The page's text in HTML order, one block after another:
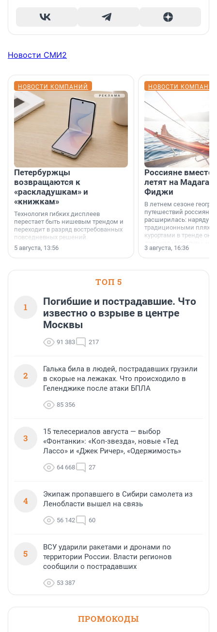
Новости СМИ2
НОВОСТИ КОМПАНИЙ
Петербуржцы
возвращаются к
«раскладушкам» и
«книжкам»
Технология гибких дисплеев
перестает быть нишевым трендом и
переходит в разряд востребованных
повседневных решений.
5 августа, 13:56
НОВОСТИ
Россияне вместо
летят на
Фиджи
В летнем сезоне
путешествий россиян
расширилась: наряду с
традиционными
курортами в тренде
острова Африки и Азии,
свидетельствуют
3 августа, 16:36
ТОП 5
1
Погибшие и пострадавшие. Что
известно о взрыве в центре
Москвы
91 383 217
2
Галька била в людей, пострадавших грузили
в скорые на лежаках. Что происходило в
Геленджике после атаки БПЛА
85 356
3
15 телесериалов августа — выбор
«Фонтанки»: «Коп-звезда», новые «Тед
Лассо» и «Джек Ричер», «Одержимость»
64 668 27
4
Экипаж пропавшего в Сибири самолета из
Ленобласти вышел на связь
56 142 60
5
ВСУ ударили ракетами и дронами по
территории России. Власти регионов
сообщили о пострадавших
53 387
ПРОМОКОДЫ